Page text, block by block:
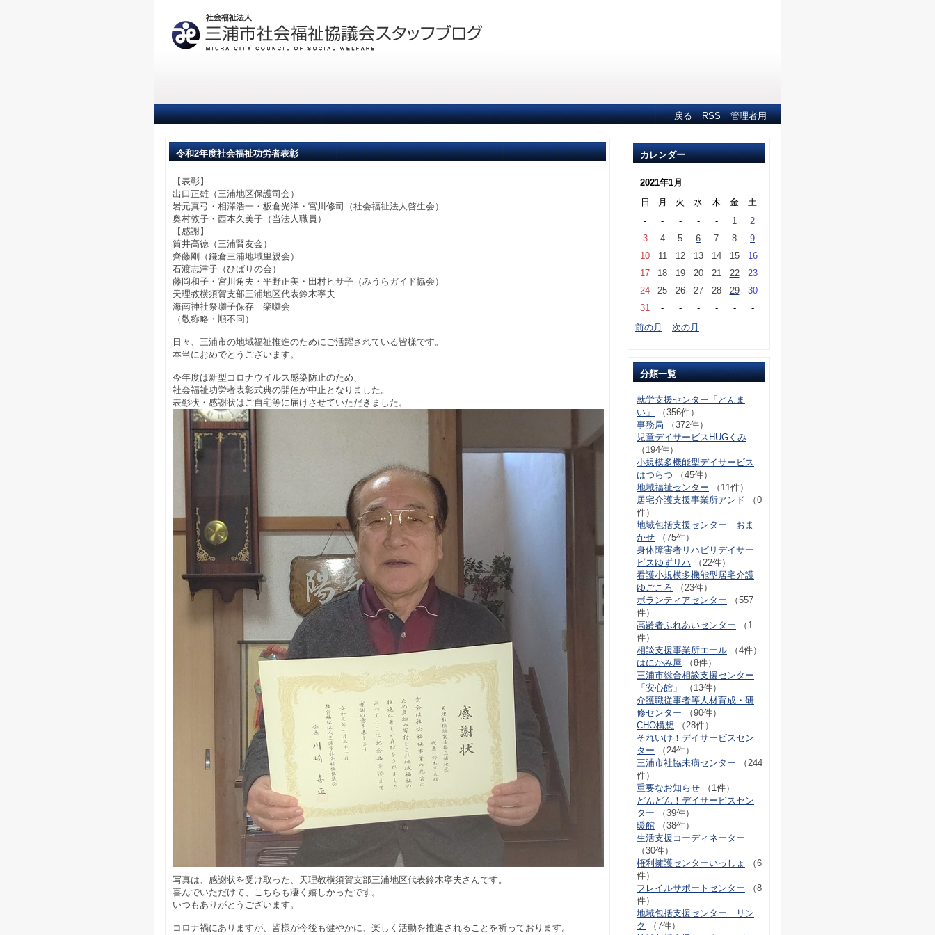
戻る RSS 管理者用
令和2年度社会福祉功労者表彰
【表彰】
出口正雄（三浦地区保護司会）
岩元真弓・相澤浩一・板倉光洋・宮川修司（社会福祉法人啓生会）
奥村敦子・西本久美子（当法人職員）
【感謝】
筒井高徳（三浦腎友会）
齊藤剛（鎌倉三浦地域里親会）
石渡志津子（ひばりの会）
藤岡和子・宮川角夫・平野正美・田村ヒサ子（みうらガイド協会）
天理教横須賀支部三浦地区代表鈴木寧夫
海南神社祭囃子保存 楽囃会
（敬称略・順不同）
日々、三浦市の地域福祉推進のためにご活躍されている皆様です。
本当におめでとうございます。
今年度は新型コロナウイルス感染防止のため、
社会福祉功労者表彰式典の開催が中止となりました。
表彰状・感謝状はご自宅等に届けさせていただきました。
写真は、感謝状を受け取った、天理教横須賀支部三浦地区代表鈴木寧夫さんです。
喜んでいただけて、こちらも凄く嬉しかったです。
いつもありがとうございます。
コロナ禍にありますが、皆様が今後も健やかに、楽しく活動を推進されることを祈っております。
カレンダー
2021年1月
日
月 火 水 木 金
土
-
- - - - 1
2
3
4 5 6 7 8
9
10
11 12 13 14 15
16
17
18 19 20 21 22
23
24
25 26 27 28 29
30
31
- - - - -
-
前の月
次の月
分類一覧
就労支援センター「どんま
い」
（356件）
事務局 （372件）
児童デイサービスHUGくみ
（194件）
小規模多機能型デイサービス
はつらつ （45件）
地域福祉センター （11件）
居宅介護支援事業所アンド （0
件）
地域包括支援センター おま
かせ （75件）
身体障害者リハビリデイサー
ビスゆずリハ （22件）
看護小規模多機能型居宅介護
ゆごころ （23件）
ボランティアセンター （557
件）
高齢者ふれあいセンター （1
件）
相談支援事業所エール （4件）
はにかみ屋 （8件）
三浦市総合相談支援センター
「安心館」
（13件）
介護職従事者等人材育成・研
修センター （90件）
CHO構想 （28件）
それいけ！デイサービスセン
ター （24件）
三浦市社協未病センター （244
件）
重要なお知らせ （1件）
どんどん！デイサービスセン
ター （39件）
暖館 （38件）
生活支援コーディネーター
（30件）
権利擁護センターいっしょ
（6
件）
フレイルサポートセンター （8
件）
地域包括支援センター リン
ク
（7件）